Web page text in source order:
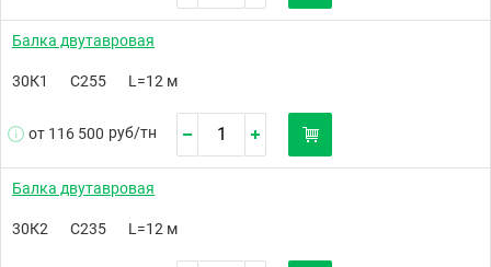
Балка двутавровая
30К1 С255 L=12 м
от 116 500 руб/тн
Балка двутавровая
30К2 С235 L=12 м